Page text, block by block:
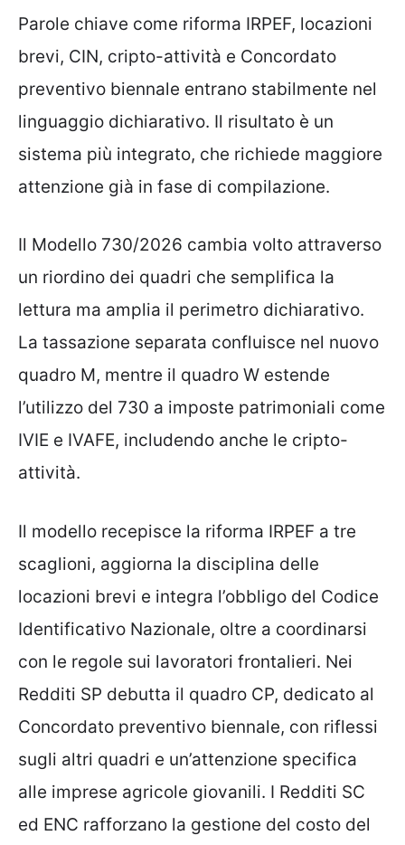
Parole chiave come riforma IRPEF, locazioni
brevi, CIN, cripto-attività e Concordato
preventivo biennale entrano stabilmente nel
linguaggio dichiarativo. Il risultato è un
sistema più integrato, che richiede maggiore
attenzione già in fase di compilazione.
Il Modello 730/2026 cambia volto attraverso
un riordino dei quadri che semplifica la
lettura ma amplia il perimetro dichiarativo.
La tassazione separata confluisce nel nuovo
quadro M, mentre il quadro W estende
l’utilizzo del 730 a imposte patrimoniali come
IVIE e IVAFE, includendo anche le cripto-
attività.
Il modello recepisce la riforma IRPEF a tre
scaglioni, aggiorna la disciplina delle
locazioni brevi e integra l’obbligo del Codice
Identificativo Nazionale, oltre a coordinarsi
con le regole sui lavoratori frontalieri. Nei
Redditi SP debutta il quadro CP, dedicato al
Concordato preventivo biennale, con riflessi
sugli altri quadri e un’attenzione specifica
alle imprese agricole giovanili. I Redditi SC
ed ENC rafforzano la gestione del costo del